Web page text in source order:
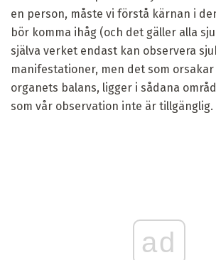
en person, måste vi förstå kärnan i
bör komma ihåg (och det gäller alla
själva verket endast kan observera
manifestationer, men det som
organets balans, ligger i sådana
som vår observation inte är tillgänglig.
ad